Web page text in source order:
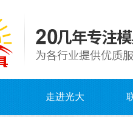
走进光大